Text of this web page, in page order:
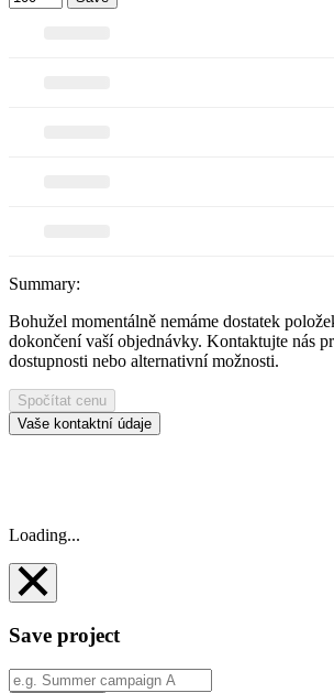
Summary:
Bohužel momentálně nemáme dostatek
dokončení vaší objednávky. Kontaktujte nás
dostupnosti nebo alternativní možnosti.
Spočítat cenu
Vaše kontaktní údaje
Loading...
Save project